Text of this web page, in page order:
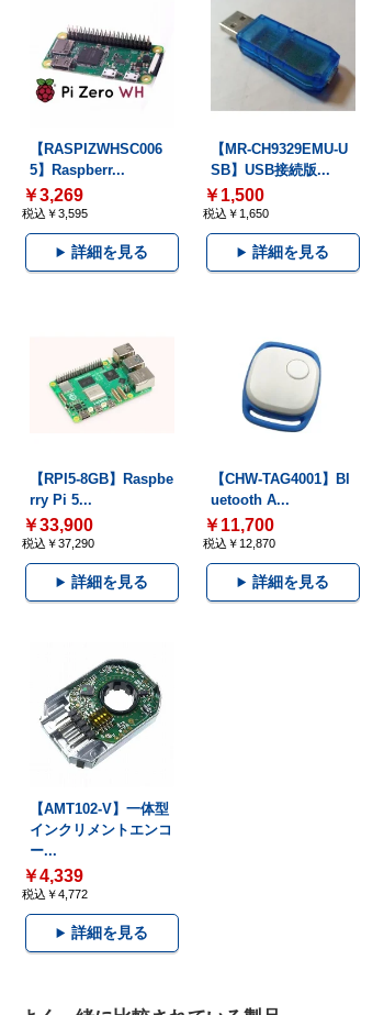
【RASPIZWHSC006
5】Raspberr...
￥3,269
税込￥3,595
詳細を見る
【MR-CH9329EMU-U
SB】USB接続版...
￥1,500
税込￥1,650
詳細を見る
【RPI5-8GB】Raspbe
rry Pi 5...
￥33,900
税込￥37,290
詳細を見る
【CHW-TAG4001】Bl
uetooth A...
￥11,700
税込￥12,870
詳細を見る
【AMT102-V】一体型
インクリメントエンコ
ー...
￥4,339
税込￥4,772
詳細を見る